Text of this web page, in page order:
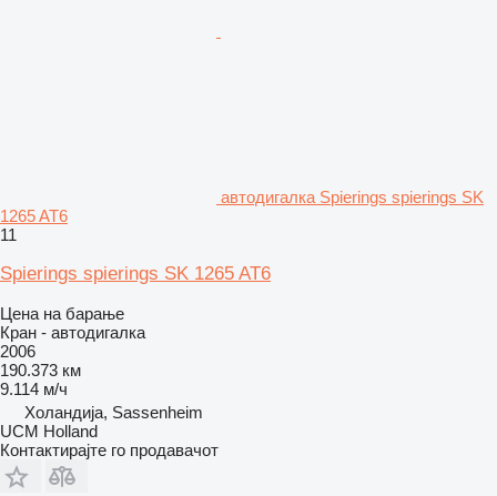
автодигалка Spierings spierings SK
1265 AT6
11
Spierings spierings SK 1265 AT6
Цена на барање
Кран - автодигалка
2006
190.373 км
9.114 м/ч
Холандија, Sassenheim
UCM Holland
Контактирајте го продавачот